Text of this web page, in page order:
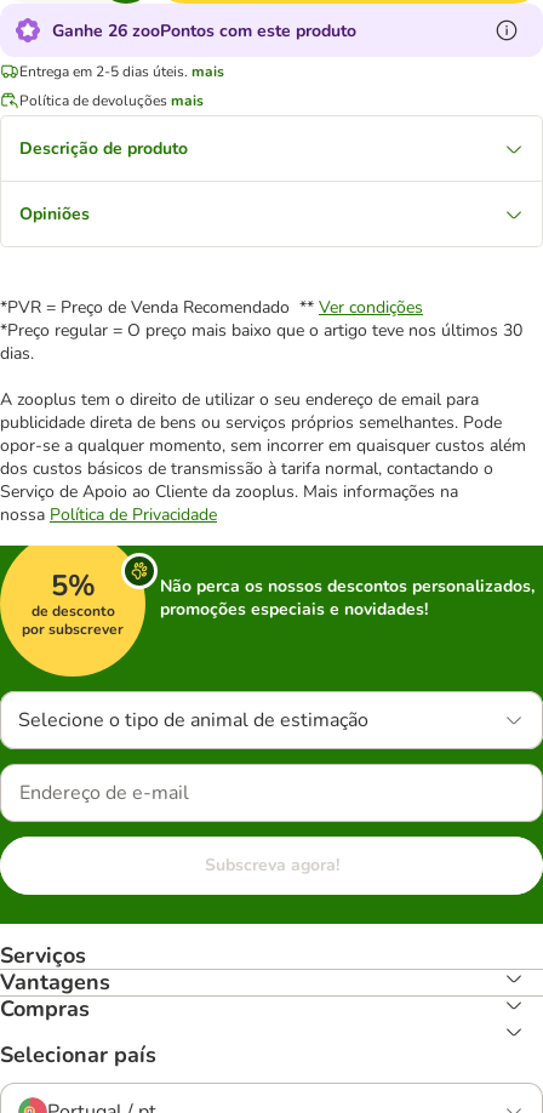
Ganhe 26 zooPontos com este produto
Entrega em 2-5 dias úteis. mais
Política de devoluçõesmais
Descrição de produto
Opiniões
*PVR = Preço de Venda Recomendado ** Ver condições
*Preço regular = O preço mais baixo que o artigo teve nos últimos 30
dias.
A zooplus tem o direito de utilizar o seu endereço de email para
publicidade direta de bens ou serviços próprios semelhantes. Pode
opor-se a qualquer momento, sem incorrer em quaisquer custos além
dos custos básicos de transmissão à tarifa normal, contactando o
Serviço de Apoio ao Cliente da zooplus. Mais informações na
nossa Política de Privacidade
5%
de desconto
por subscrever
Não perca os nossos descontos personalizados,
promoções especiais e novidades!
Selecione o tipo de animal de estimação
Subscreva agora!
Serviços
Vantagens
Compras
Selecionar país